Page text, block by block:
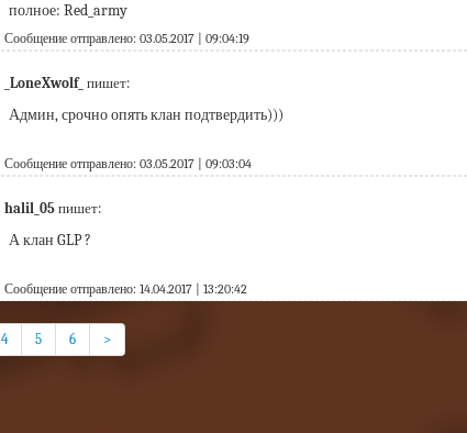
полное: Red_army
Сообщение отправлено: 03.05.2017 | 09:04:19
_LoneXwolf_ пишет:
Админ, срочно опять клан подтвердить)))
Сообщение отправлено: 03.05.2017 | 09:03:04
halil_05пишет:
А клан GLP ?
Сообщение отправлено: 14.04.2017 | 13:20:42
4 5 6 >